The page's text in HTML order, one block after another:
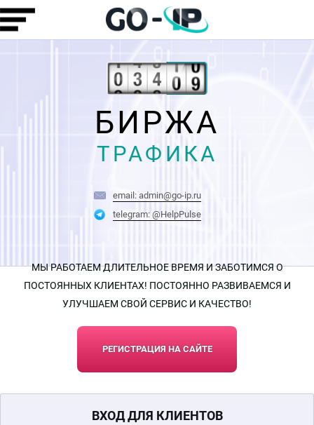
БИРЖА
ТРАФИКА
email: admin@go-ip.ru
telegram: @HelpPulse
МЫ РАБОТАЕМ ДЛИТЕЛЬНОЕ ВРЕМЯ И ЗАБОТИМСЯ О
ПОСТОЯННЫХ КЛИЕНТАХ! ПОСТОЯННО РАЗВИВАЕМСЯ И
УЛУЧШАЕМ СВОЙ СЕРВИС И КАЧЕСТВО!
РЕГИСТРАЦИЯ НА САЙТЕ
ВХОД ДЛЯ КЛИЕНТОВ